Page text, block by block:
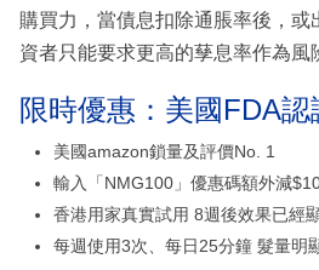
購買力，當債息扣除通脹率後，或
資者只能要求更高的孶息率作為風
限時優惠：美國FDA
美國amazon鎖量及評價No. 1
輸入「NMG100」優惠碼額外減
香港用家真實試用 8週後效果已經
每週使用3次、每日25分鐘 髮量明